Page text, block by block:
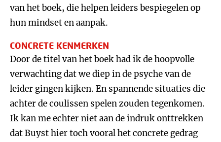
van het boek, die helpen leiders bespiegelen op
hun mindset en aanpak.
CONCRETE KENMERKEN
Door de titel van het boek had ik de hoopvolle
verwachting dat we diep in de psyche van de
leider gingen kijken. En spannende situaties die
achter de coulissen spelen zouden tegenkomen.
Ik kan me echter niet aan de indruk onttrekken
dat Buyst hier toch vooral het concrete gedrag